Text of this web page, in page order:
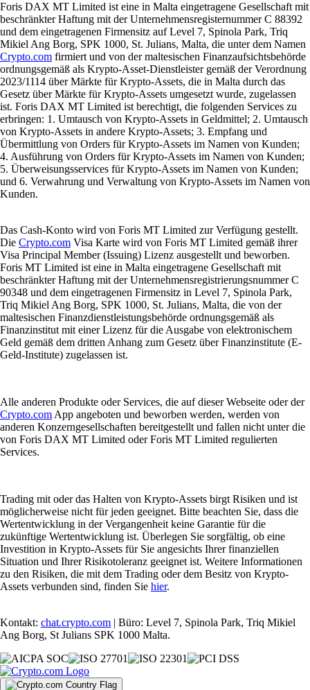
Foris DAX MT Limited ist eine in Malta eingetragene Gesellschaft mit
beschränkter Haftung mit der Unternehmensregisternummer C 88392
und dem eingetragenen Firmensitz auf Level 7, Spinola Park, Triq
Mikiel Ang Borg, SPK 1000, St. Julians, Malta, die unter dem Namen
Crypto.com firmiert und von der maltesischen Finanzaufsichtsbehörde
ordnungsgemäß als Krypto-Asset-Dienstleister gemäß der Verordnung
2023/1114 über Märkte für Krypto-Assets, die in Malta durch das
Gesetz über Märkte für Krypto-Assets umgesetzt wurde, zugelassen
ist. Foris DAX MT Limited ist berechtigt, die folgenden Services zu
erbringen: 1. Umtausch von Krypto-Assets in Geldmittel; 2. Umtausch
von Krypto-Assets in andere Krypto-Assets; 3. Empfang und
Übermittlung von Orders für Krypto-Assets im Namen von Kunden;
4. Ausführung von Orders für Krypto-Assets im Namen von Kunden;
5. Überweisungsservices für Krypto-Assets im Namen von Kunden;
und 6. Verwahrung und Verwaltung von Krypto-Assets im Namen von
Kunden.
Das Cash-Konto wird von Foris MT Limited zur Verfügung gestellt.
Die Crypto.com Visa Karte wird von Foris MT Limited gemäß ihrer
Visa Principal Member (Issuing) Lizenz ausgestellt und beworben.
Foris MT Limited ist eine in Malta eingetragene Gesellschaft mit
beschränkter Haftung mit der Unternehmensregistrierungsnummer C
90348 und dem eingetragenen Firmensitz in Level 7, Spinola Park,
Triq Mikiel Ang Borg, SPK 1000, St. Julians, Malta, die von der
maltesischen Finanzdienstleistungsbehörde ordnungsgemäß als
Finanzinstitut mit einer Lizenz für die Ausgabe von elektronischem
Geld gemäß dem dritten Anhang zum Gesetz über Finanzinstitute (E-
Geld-Institute) zugelassen ist.
Alle anderen Produkte oder Services, die auf dieser Webseite oder der
Crypto.comApp angeboten und beworben werden, werden von
anderen Konzerngesellschaften bereitgestellt und fallen nicht unter die
von Foris DAX MT Limited oder Foris MT Limited regulierten
Services.
Trading mit oder das Halten von Krypto-Assets birgt Risiken und ist
möglicherweise nicht für jeden geeignet. Bitte beachten Sie, dass die
Wertentwicklung in der Vergangenheit keine Garantie für die
zukünftige Wertentwicklung ist. Überlegen Sie sorgfältig, ob eine
Investition in Krypto-Assets für Sie angesichts Ihrer finanziellen
Situation und Ihrer Risikotoleranz geeignet ist. Weitere Informationen
zu den Risiken, die mit dem Trading oder dem Besitz von Krypto-
Assets verbunden sind, finden Sie hier.
Kontakt: chat.crypto.com | Büro: Level 7, Spinola Park, Triq Mikiel
Ang Borg, St Julians SPK 1000 Malta.